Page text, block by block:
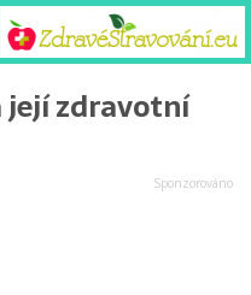
její zdravotní